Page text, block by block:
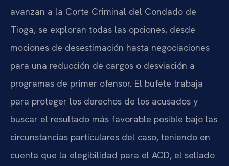
avanzan a la Corte Criminal del Condado de
Tioga, se exploran todas las opciones, desde
mociones de desestimación hasta negociaciones
para una reducción de cargos o desviación a
programas de primer ofensor. El bufete trabaja
para proteger los derechos de los acusados y
buscar el resultado más favorable posible bajo las
circunstancias particulares del caso, teniendo en
cuenta que la elegibilidad para el ACD, el sellado